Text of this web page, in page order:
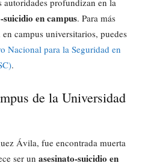
suicidio en campus. Para más
campus universitarios, puedes
Nacional para la Seguridad en
.
de la Universidad
Ávila, fue encontrada muerta
ser un asesinato-suicidio en